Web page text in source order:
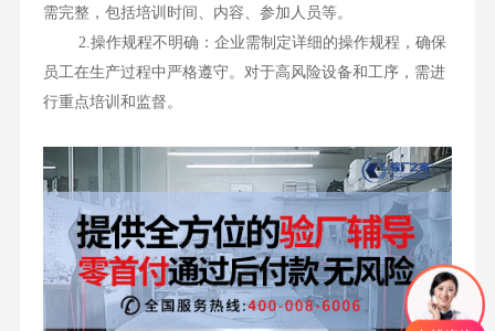
需完整，包括培训时间、内容、参加人员等。
2.操作规程不明确：企业需制定详细的操作规程，确保
员工在生产过程中严格遵守。对于高风险设备和工序，需进
行重点培训和监督。